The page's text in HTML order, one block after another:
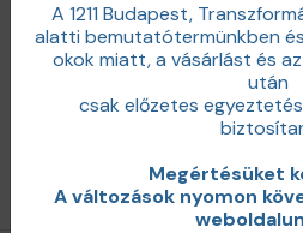
+36 20
A 1211 Budapest,
alatti bemutatótermünkben
okok miatt,a vásárlást és
után
csak előzetes
Megértésüket
A változások nyomon